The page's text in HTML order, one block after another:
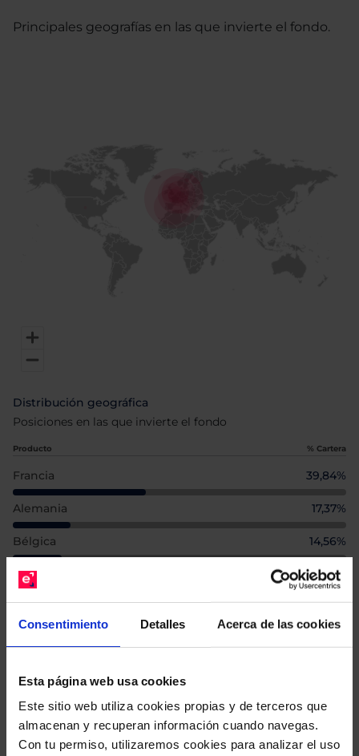
Consentimiento Detalles Acerca de las cookies
Esta página web usa cookies
Este sitio web utiliza cookies propias y de terceros que
almacenan y recuperan información cuando navegas.
Con tu permiso, utilizaremos cookies para analizar el uso
Principales geografías en las que invierte el fondo.
Distribución geográfica
Posiciones en las que invierte el fondo
Producto % Cartera
Francia 39,84%
Alemania 17,37%
Bélgica 14,56%
España 13,21%
Países Bajos 4,51%
Reino Unido
Guernsey 1,97%
Finlandia